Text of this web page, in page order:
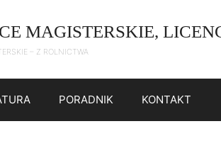
MAGISTERSKIE,
– Z ROLNICTWA
PORADNIK KONTAKT